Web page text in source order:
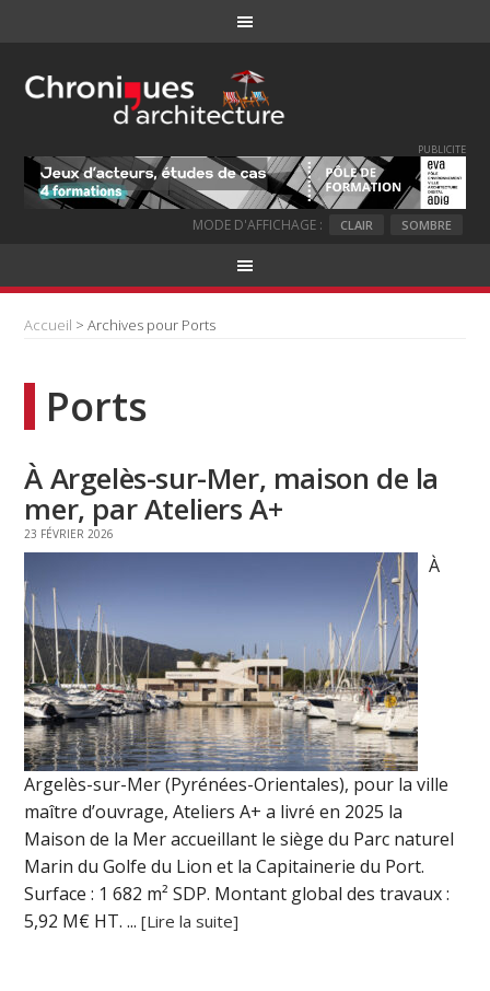
PUBLICITE
MODE D'AFFICHAGE : CLAIR SOMBRE
Accueil > Archives pour Ports
Ports
À Argelès-sur-Mer, maison de la
mer, par Ateliers A+
23 FÉVRIER 2026
À
Argelès-sur-Mer (Pyrénées-Orientales), pour la ville
maître d’ouvrage, Ateliers A+ a livré en 2025 la
Maison de la Mer accueillant le siège du Parc naturel
Marin du Golfe du Lion et la Capitainerie du Port.
Surface : 1 682 m² SDP. Montant global des travaux :
5,92 M€ HT. ...[Lire la suite]